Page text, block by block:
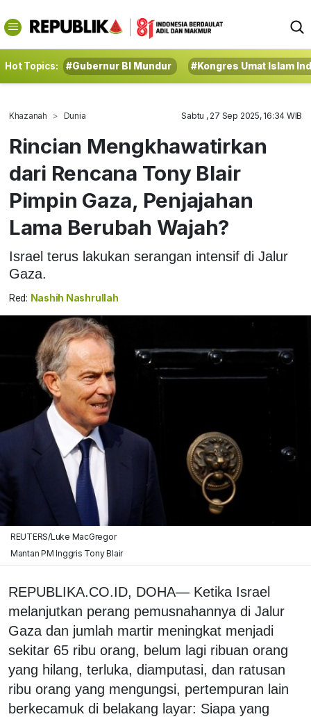
Hot Topics: #Gubernur BI Mundur #Kongres Umat Islam
Khazanah Dunia Sabtu , 27 Sep 2025, 16:34 WIB
Rincian Mengkhawatirkan
dari Rencana Tony Blair
Pimpin Gaza, Penjajahan
Lama Berubah Wajah?
Israel terus lakukan serangan intensif di Jalur
Gaza.
Red: Nashih Nashrullah
REUTERS/Luke MacGregor
Mantan PM Inggris Tony Blair
REPUBLIKA.CO.ID, DOHA— Ketika Israel
melanjutkan perang pemusnahannya di Jalur
Gaza dan jumlah martir meningkat menjadi
sekitar 65 ribu orang, belum lagi ribuan orang
yang hilang, terluka, diamputasi, dan ratusan
ribu orang yang mengungsi, pertempuran lain
berkecamuk di belakang layar: Siapa yang